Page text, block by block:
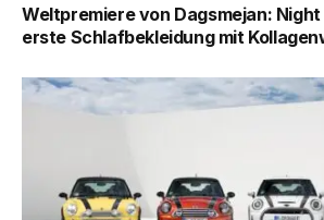
Weltpremiere von Dagsmejan:
erste Schlafbekleidung mit